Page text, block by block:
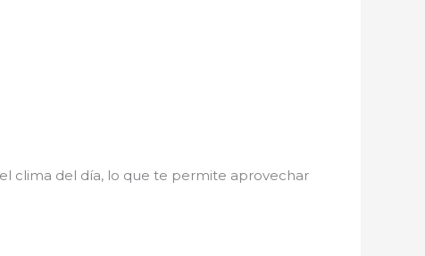
clima del día, lo que te permite aprovechar